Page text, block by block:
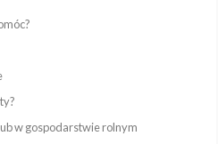
w gospodarstwie rolnym